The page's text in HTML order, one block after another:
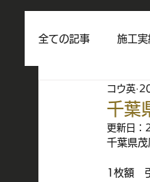
全ての記事 施工実
千葉
コウ英
更新日：
千葉県
1枚額　